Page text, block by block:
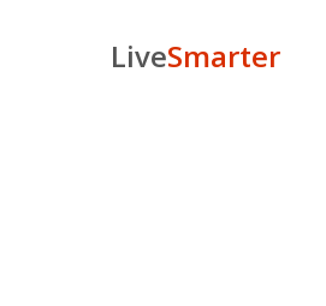
LiveSmarter